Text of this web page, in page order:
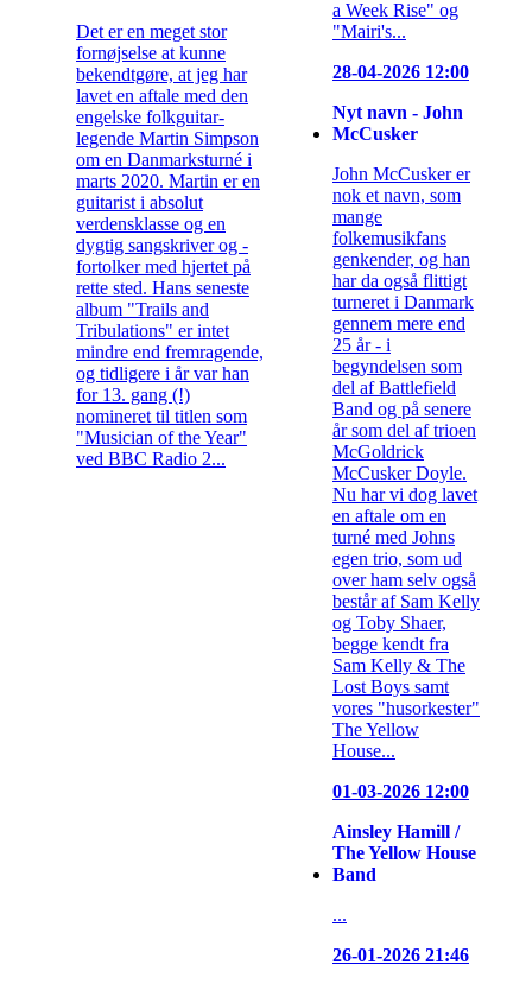
Det er en meget stor
fornøjselse at kunne
bekendtgøre, at jeg har
lavet en aftale med den
engelske folkguitar-
legende Martin Simpson
om en Danmarksturné i
marts 2020. Martin er en
guitarist i absolut
verdensklasse og en
dygtig sangskriver og -
fortolker med hjertet på
rette sted. Hans seneste
album "Trails and
Tribulations" er intet
mindre end fremragende,
og tidligere i år var han
for 13. gang (!)
nomineret til titlen som
"Musician of the Year"
ved BBC Radio 2...
a Week Rise" og
"Mairi's...
28-04-2026 12:00
Nyt navn - John
McCusker
John McCusker er
nok et navn, som
mange
folkemusikfans
genkender, og han
har da også flittigt
turneret i Danmark
gennem mere end
25 år - i
begyndelsen som
del af Battlefield
Band og på senere
år som del af trioen
McGoldrick
McCusker Doyle.
Nu har vi dog lavet
en aftale om en
turné med Johns
egen trio, som ud
over ham selv også
består af Sam Kelly
og Toby Shaer,
begge kendt fra
Sam Kelly & The
Lost Boys samt
vores "husorkester"
The Yellow
House...
01-03-2026 12:00
Ainsley Hamill /
The Yellow House
Band
...
26-01-2026 21:46